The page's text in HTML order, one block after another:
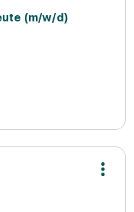
(m/w/d)